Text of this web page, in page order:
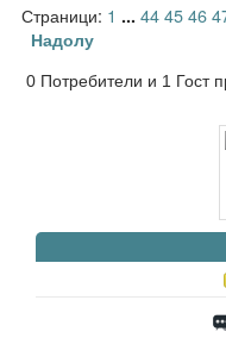
Страници: 1 ... 444546
Надолу
0 Потребители и 1 Гост